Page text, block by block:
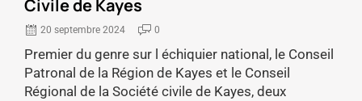
Civile de Kayes
20 septembre 2024 0
Premier du genre sur l échiquier national, le Conseil
Patronal de la Région de Kayes et le Conseil
Régional de la Société civile de Kayes, deux